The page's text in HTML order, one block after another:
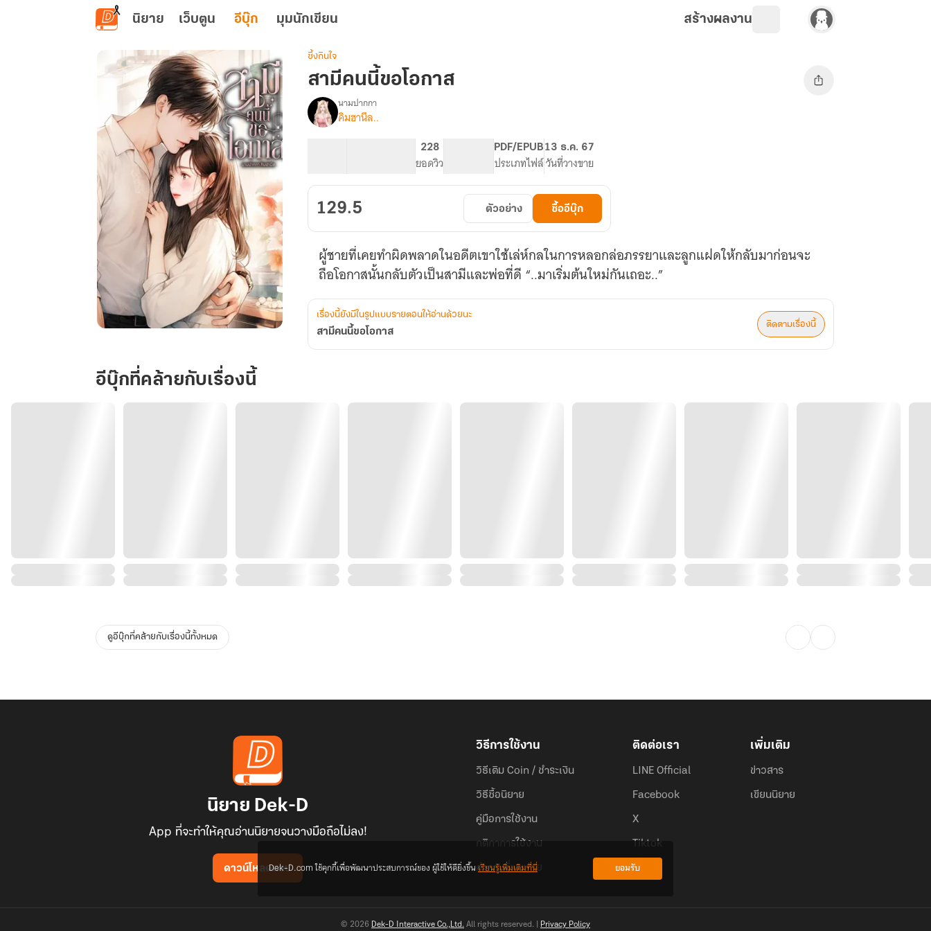
ข้ามไปยังเนื้อหาหลัก
นิยาย เว็บตูน อีบุ๊ก มุมนักเขียน สร้างผลงาน
นี้
ขอ
โอกาส
ซึ้งกินใจ
สามีคนนี้ขอโอกาส
เรื่อง
สามี
โอกาส
นามปากกา
คิมฮานึล..
228
ยอดวิว
PDF/EPUB
ประเภทไฟล์
13 ธ.ค. 67
วันที่วางขาย
129.5 ตัวอย่าง ซื้ออีบุ๊ก
ผู้ชายที่เคยทำผิดพลาดในอดีตเขาใช้เล่ห์กลในการหลอกล่อภรรยาและลูกแฝดให้กลับมาก่อนจะ
ถือโอกาสนั้นกลับตัวเป็นสามีและพ่อที่ดี “..มาเริ่มต้นใหม่กันเถอะ..”
เรื่องนี้ยังมีในรูปแบบรายตอนให้อ่านด้วยนะ
สามีคนนี้ขอโอกาส
ติดตามเรื่องนี้
อีบุ๊กที่คล้ายกับเรื่องนี้
ดูอีบุ๊กที่คล้ายกับเรื่องนี้ทั้งหมด
นิยาย Dek-D
App ที่จะทำให้คุณอ่านนิยายจนวางมือถือไม่ลง!
ดาวน์โหลดแอป
วิธีการใช้งาน
วิธีเติม Coin / ชำระเงิน
วิธีซื้อนิยาย
คู่มือการใช้งาน
กติกาการใช้งาน
คำถามที่พบบ่อย
ติดต่อเรา
LINE Official
Facebook
X
Tiktok
เพิ่มเติม
ข่าวสาร
เขียนนิยาย
© 2026 Dek-D Interactive Co.,Ltd. All rights reserved. | Privacy Policy
Dek-D.com ใช้คุกกี้เพื่อพัฒนาประสบการณ์ของ ผู้ใช้ให้ดียิ่งขึ้นเรียนรู้เพิ่มเติมที่นี่ ยอมรับ